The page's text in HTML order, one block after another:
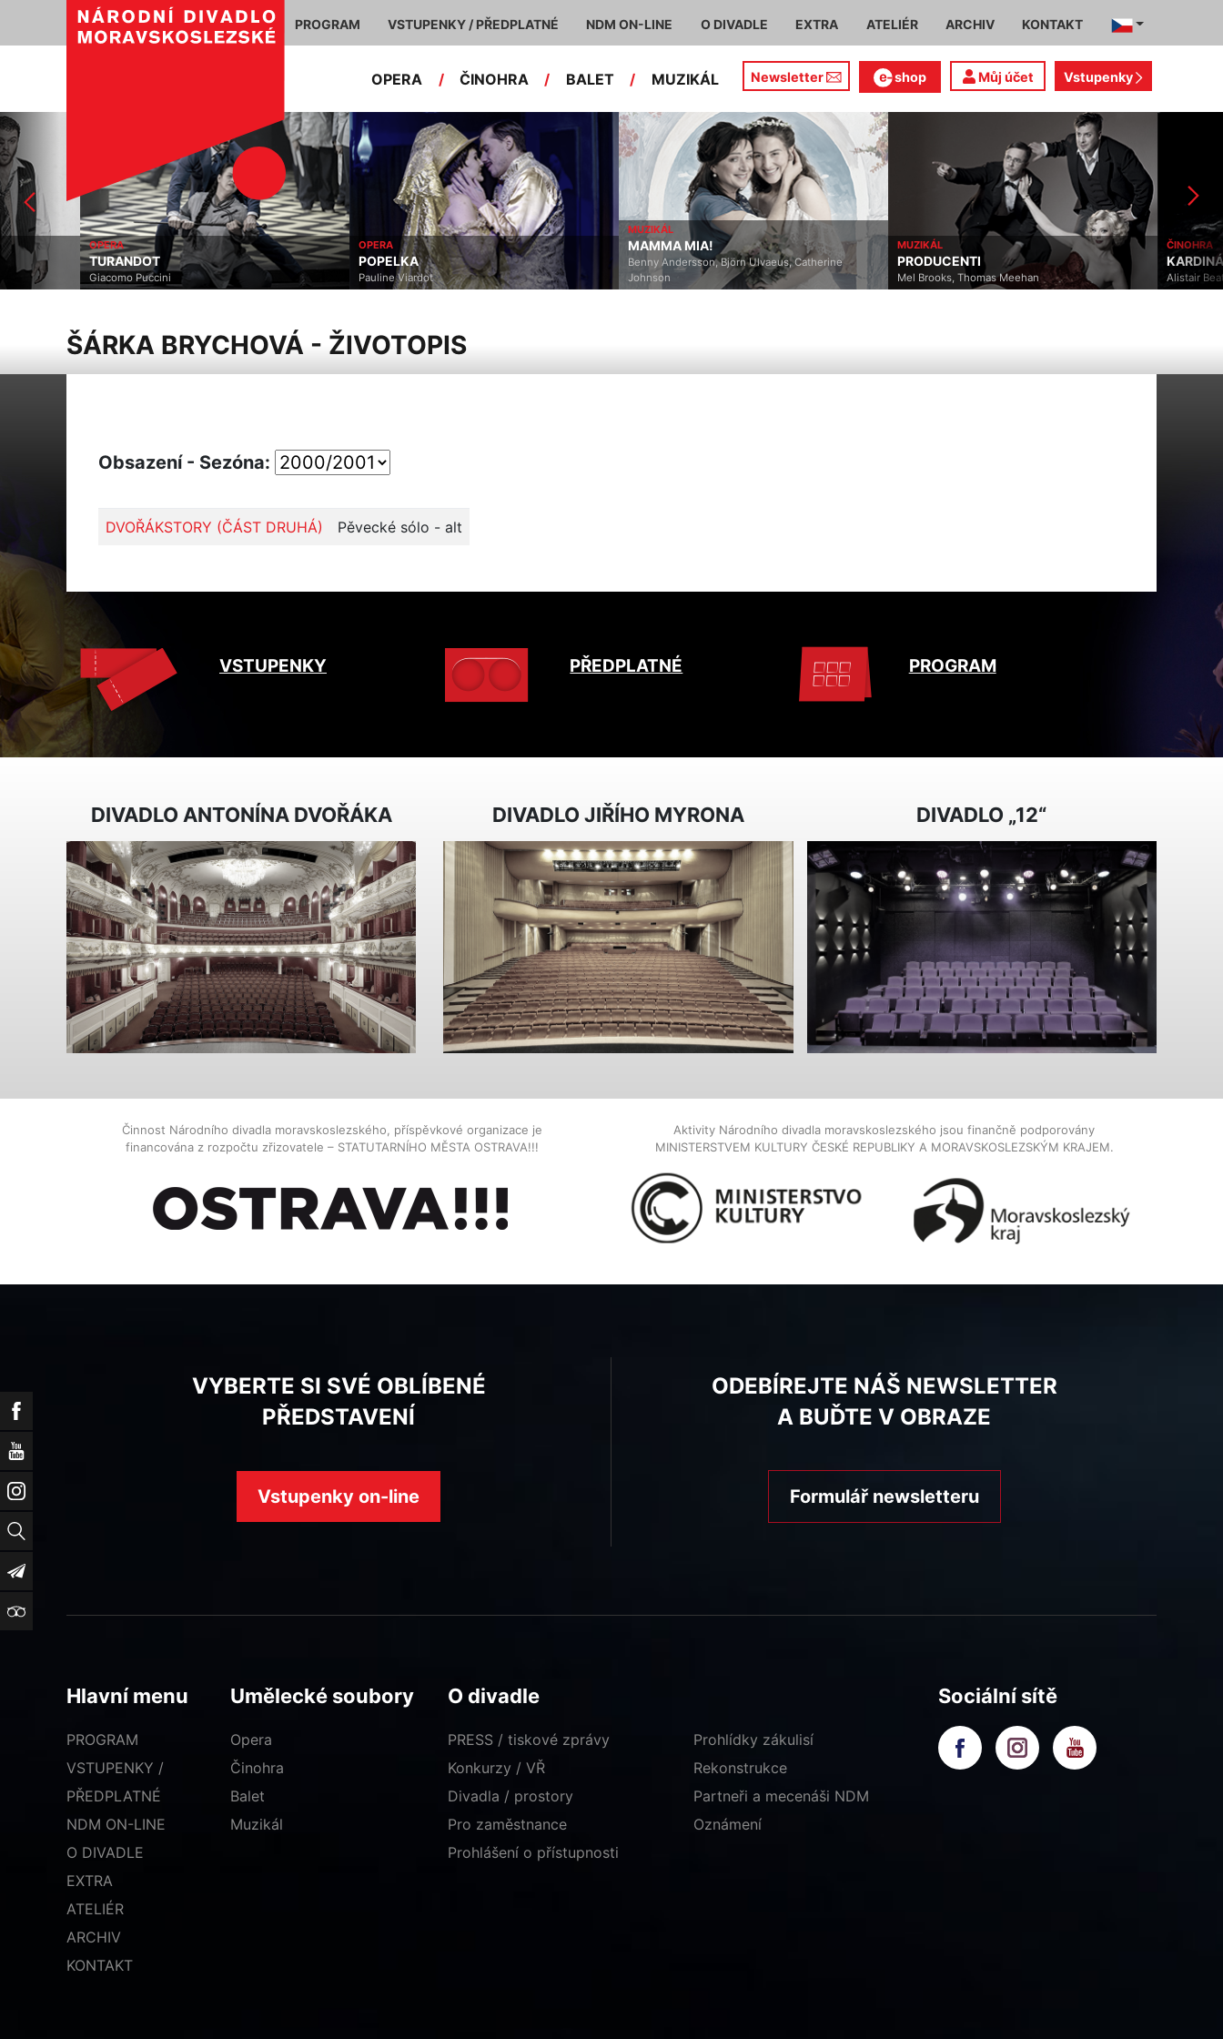
Facebook
YouTube
Instagram
Vyhledat
Newsletter
TripAdvisor
PROGRAM VSTUPENKY / PŘEDPLATNÉ NDM ON-LINE O DIVADLE EXTRA ATELIÉR ARCHIV KONTAKT
OPERA / ČINOHRA / BALET / MUZIKÁL Newsletter shop Můj účet Vstupenky
OPERA
TURANDOT
Giacomo Puccini
OPERA
POPELKA
Pauline Viardot
MUZIKÁL
MAMMA MIA!
Benny Andersson, Björn Ulvaeus, Catherine
Johnson
MUZIKÁL
PRODUCENTI
Mel Brooks, Thomas Meehan
ČINOHRA
KARDINÁLNÍ CHYBA
Alistair Beaton, Dietmar
ŠÁRKA BRYCHOVÁ - ŽIVOTOPIS
Obsazení - Sezóna:
DVOŘÁKSTORY (ČÁST DRUHÁ) Pěvecké sólo - alt
VSTUPENKY PŘEDPLATNÉ PROGRAM
DIVADLO ANTONÍNA DVOŘÁKA DIVADLO JIŘÍHO MYRONA DIVADLO „12“
Činnost Národního divadla moravskoslezského, příspěvkové organizace je
financována z rozpočtu zřizovatele – STATUTARNÍHO MĚSTA OSTRAVA!!!
Aktivity Národního divadla moravskoslezského jsou finančně podporovány
MINISTERSTVEM KULTURY ČESKÉ REPUBLIKY A MORAVSKOSLEZSKÝM KRAJEM.
VYBERTE SI SVÉ OBLÍBENÉ
PŘEDSTAVENÍ
Vstupenky on-line
ODEBÍREJTE NÁŠ NEWSLETTER
A BUĎTE V OBRAZE
Formulář newsletteru
Hlavní menu
PROGRAM
VSTUPENKY /
PŘEDPLATNÉ
NDM ON-LINE
O DIVADLE
EXTRA
ATELIÉR
ARCHIV
KONTAKT
Umělecké soubory
Opera
Činohra
Balet
Muzikál
O divadle
PRESS / tiskové zprávy
Konkurzy / VŘ
Divadla / prostory
Prohlídky zákulisí
Rekonstrukce
Partneři a mecenáši NDM
Pro zaměstnance
Oznámení
Prohlášení o přístupnosti
Sociální sítě